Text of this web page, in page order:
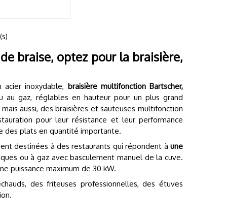
braise, optez pour la braisière,
acier inoxydable, braisière multifonction Bartscher,
au gaz, réglables en hauteur pour un plus grand
aussi, des braisières et sauteuses multifonction
pour leur résistance et leur performance
des plats en quantité importante.
destinées à des restaurants qui répondent àune
ou à gaz avec basculement manuel de la cuve.
puissance maximum de 30 kW.
des friteuses professionnelles, des étuves